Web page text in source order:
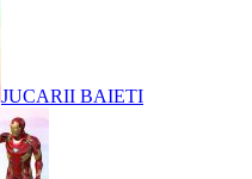
JUCARII BAIETI